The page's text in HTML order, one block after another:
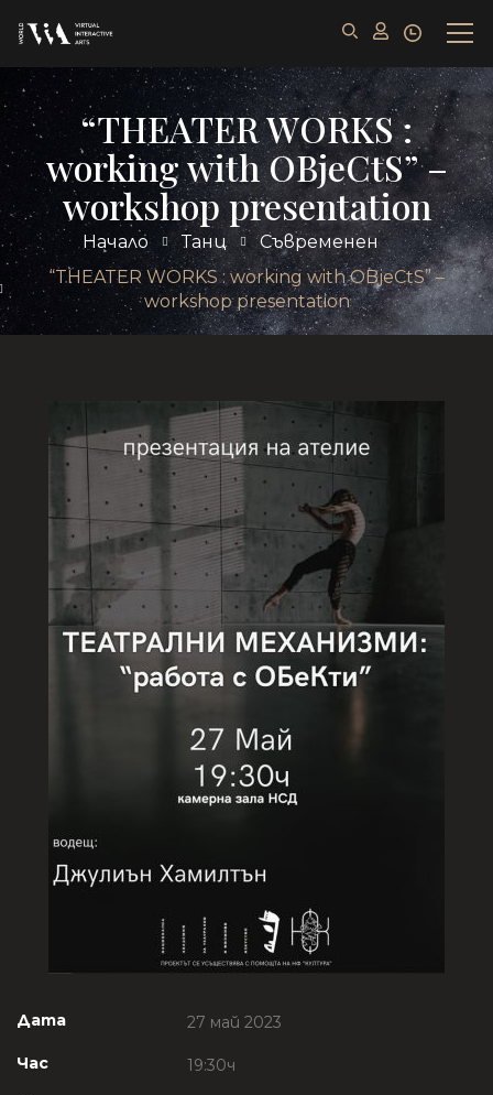
“THEATER WORKS :
working with OBjeCtS” –
workshop presentation
Начало Танц
Съвременен
“THEATER WORKS : working with OBjeCtS” –
workshop presentation
Дата 27 май 2023
Час 19:30ч